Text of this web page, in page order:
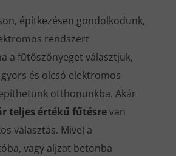
építkezésen gondolkodunk,
rendszert
a fűtőszőnyeget választjuk,
és olcsó elektromos
otthonunkba. Akár
teljes értékű fűtésrevan
választás. Mivel a
vagy aljzat betonba